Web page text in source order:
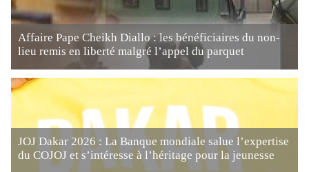
Affaire Pape Cheikh Diallo : les bénéficiaires du non-
lieu remis en liberté malgré l’appel du parquet
JOJ Dakar 2026 : La Banque mondiale salue l’expertise
du COJOJ et s’intéresse à l’héritage pour la jeunesse